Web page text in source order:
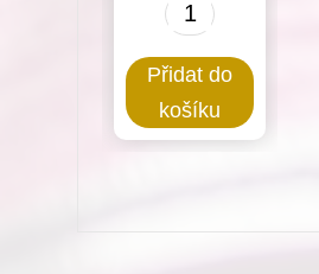
R214
pro
Minerva
Přidat do
košíku